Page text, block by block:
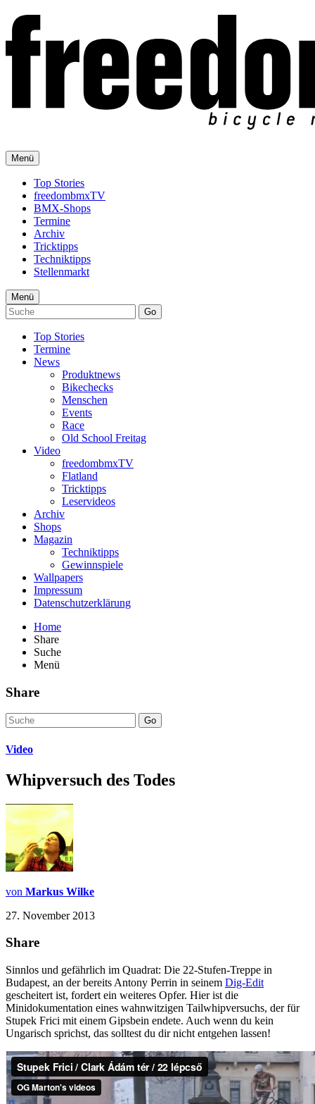
Menü
Top Stories
freedombmxTV
BMX-Shops
Termine
Archiv
Tricktipps
Techniktipps
Stellenmarkt
Menü
Go
Top Stories
Termine
News
Produktnews
Bikechecks
Menschen
Events
Race
Old School Freitag
Video
freedombmxTV
Flatland
Tricktipps
Leservideos
Archiv
Shops
Magazin
Techniktipps
Gewinnspiele
Wallpapers
Impressum
Datenschutzerklärung
Home
Share
Suche
Menü
Share
Go
Video
Whipversuch des Todes
von Markus Wilke
27. November 2013
Share
Sinnlos und gefährlich im Quadrat: Die 22-Stufen-Treppe in
Budapest, an der bereits Antony Perrin in seinem Dig-Edit
gescheitert ist, fordert ein weiteres Opfer. Hier ist die
Minidokumentation eines wahnwitzigen Tailwhipversuchs, der für
Stupek Frici mit einem Gipsbein endete. Auch wenn du kein
Ungarisch sprichst, das solltest du dir nicht entgehen lassen!